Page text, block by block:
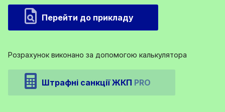
Перейти до прикладу
Розрахунок виконано за допомогою калькулятора
Штрафні санкції ЖКП PRO